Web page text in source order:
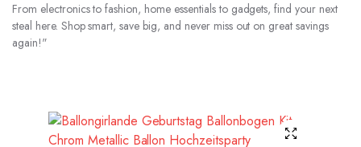
From electronics to fashion, home essentials to gadgets, find your next
steal here. Shop smart, save big, and never miss out on great savings
again!"